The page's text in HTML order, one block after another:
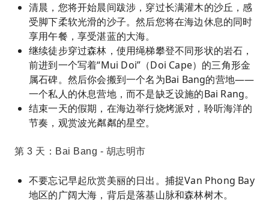
清晨，您将开始晨间跋涉，穿过长满灌木的沙丘，感
受脚下柔软光滑的沙子。然后您将在海边休息的同时
享用午餐，享受湛蓝的大海。
继续徒步穿过森林，使用绳梯攀登不同形状的岩石，
前进到一个写着“Mui Doi”（Doi Cape）的三角形金
属石碑。然后你会搬到一个名为Bai Bang的营地——
一个私人的休息营地，而不是缺乏设施的Bai Rang。
结束一天的假期，在海边举行烧烤派对，聆听海洋的
节奏，观赏波光粼粼的星空。
第 3 天：Bai Bang - 胡志明市
不要忘记早起欣赏美丽的日出。捕捉Van Phong Bay
地区的广阔大海，背后是落基山脉和森林树木。